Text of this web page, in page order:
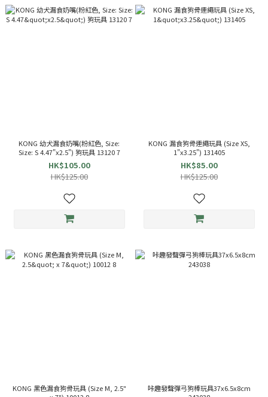
KONG 幼犬漏食奶嘴(粉紅色, Size:
Size: S 4.47"x2.5") 狗玩具 13120 7
HK$105.00
HK$125.00
KONG 漏食狗骨連繩玩具 (Size XS,
1"x3.25") 131405
HK$85.00
HK$125.00
KONG 黑色漏食狗骨玩具 (Size M, 2.5"
咔趣發聲彈弓狗棒玩具37x6.5x8cm